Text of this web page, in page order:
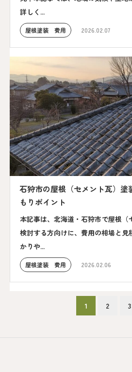
詳しく...
屋根塗装 費用 2026.02.07
石狩市の屋根（セメント瓦）塗
もりポイント
本記事は、北海道・石狩市で屋根（
検討する方向けに、費用の相場と見
かりや...
屋根塗装 費用 2026.02.06
1 2 3